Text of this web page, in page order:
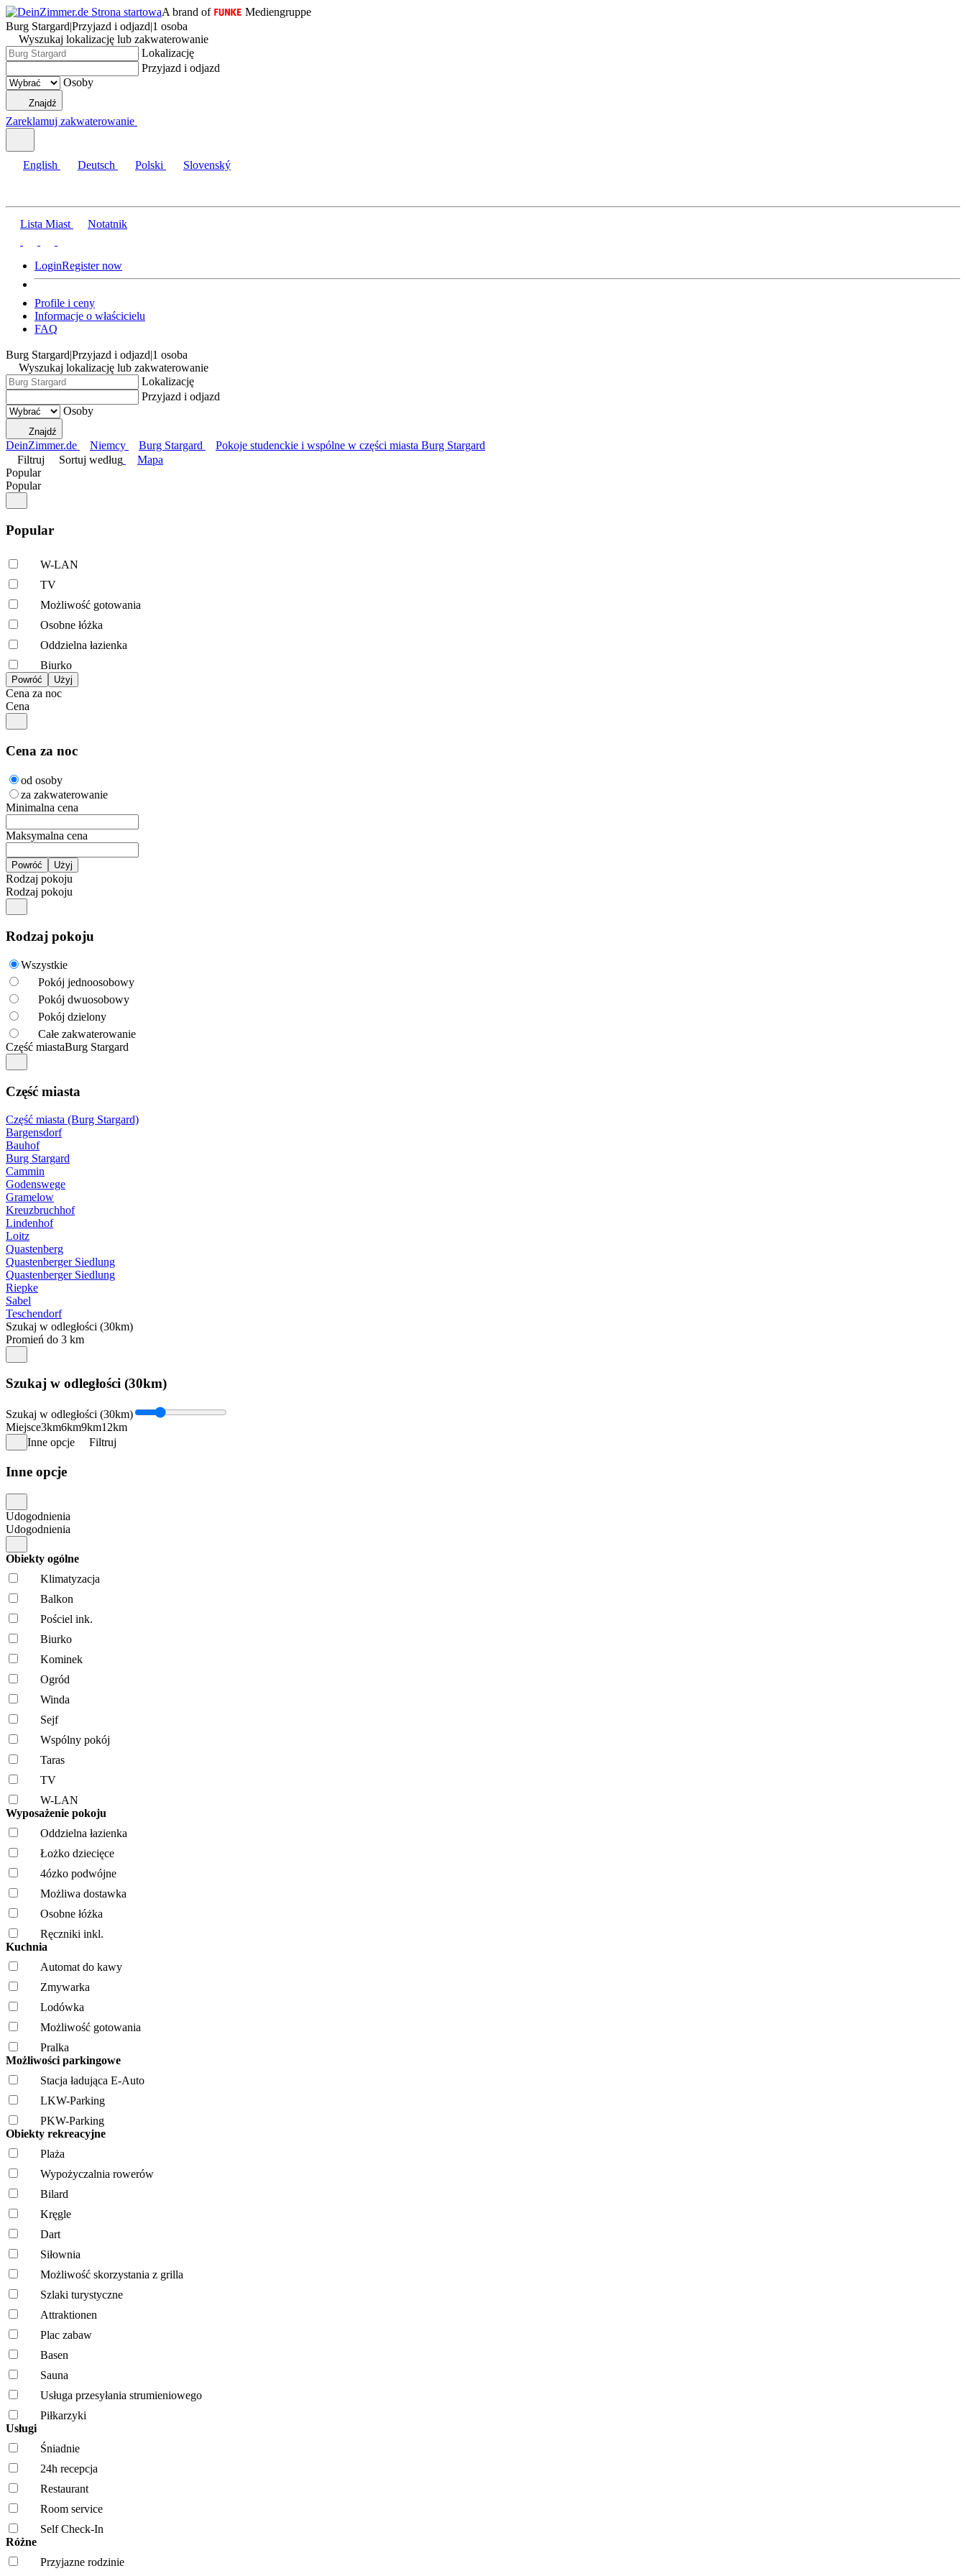
A brand of
Mediengruppe
Burg Stargard|Przyjazd i odjazd|1 osoba
Wyszukaj lokalizację lub zakwaterowanie
Lokalizację
Przyjazd i odjazd
Osoby
Znajdź
Zareklamuj zakwaterowanie
English Deutsch Polski Slovenský
Lista Miast Notatnik
LoginRegister now
Profile i ceny
Informacje o właścicielu
FAQ
Burg Stargard|Przyjazd i odjazd|1 osoba
Wyszukaj lokalizację lub zakwaterowanie
Lokalizację
Przyjazd i odjazd
Osoby
Znajdź
DeinZimmer.de Niemcy Burg Stargard
Pokoje studenckie i wspólne w części miasta Burg Stargard
Filtruj
Sortuj według
Mapa
Popular
Popular
Popular
W-LAN
TV
Możliwość gotowania
Osobne łóżka
Oddzielna łazienka
Biurko
Cena za noc
Cena
Cena za noc
od osoby
za zakwaterowanie
Minimalna cena
Maksymalna cena
Rodzaj pokoju
Rodzaj pokoju
Rodzaj pokoju
Wszystkie
Pokój jednoosobowy
Pokój dwuosobowy
Pokój dzielony
Całe zakwaterowanie
Część miastaBurg Stargard
Część miasta
Część miasta (Burg Stargard)
Bargensdorf
Bauhof
Burg Stargard
Cammin
Godenswege
Gramelow
Kreuzbruchhof
Lindenhof
Loitz
Quastenberg
Quastenberger Siedlung
Quastenberger Siedlung
Riepke
Sabel
Teschendorf
Szukaj w odległości (30km)
Promień do 3 km
Szukaj w odległości (30km)
Szukaj w odległości (30km)
Miejsce3km6km9km12km
Inne opcje
Filtruj
Inne opcje
Udogodnienia
Udogodnienia
Obiekty ogólne
Klimatyzacja
Balkon
Pościel ink.
Biurko
Kominek
Ogród
Winda
Sejf
Wspólny pokój
Taras
TV
W-LAN
Wyposażenie pokoju
Oddzielna łazienka
Łożko dziecięce
4ózko podwójne
Możliwa dostawka
Osobne łóżka
Ręczniki inkl.
Kuchnia
Automat do kawy
Zmywarka
Lodówka
Możliwość gotowania
Pralka
Możliwości parkingowe
Stacja ładująca E-Auto
LKW-Parking
PKW-Parking
Obiekty rekreacyjne
Plaża
Wypożyczalnia rowerów
Bilard
Kręgle
Dart
Siłownia
Możliwość skorzystania z grilla
Szlaki turystyczne
Attraktionen
Plac zabaw
Basen
Sauna
Usługa przesyłania strumieniowego
Piłkarzyki
Usługi
Śniadnie
24h recepcja
Restaurant
Room service
Self Check-In
Różne
Przyjazne rodzinie